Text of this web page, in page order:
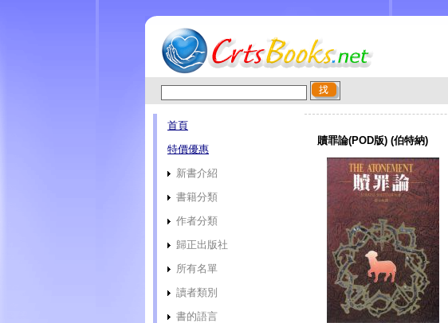
首頁
特價優惠
新書介紹
書籍分類
作者分類
歸正出版社
所有名單
讀者類別
書的語言
贖罪論(POD版) (伯特納)